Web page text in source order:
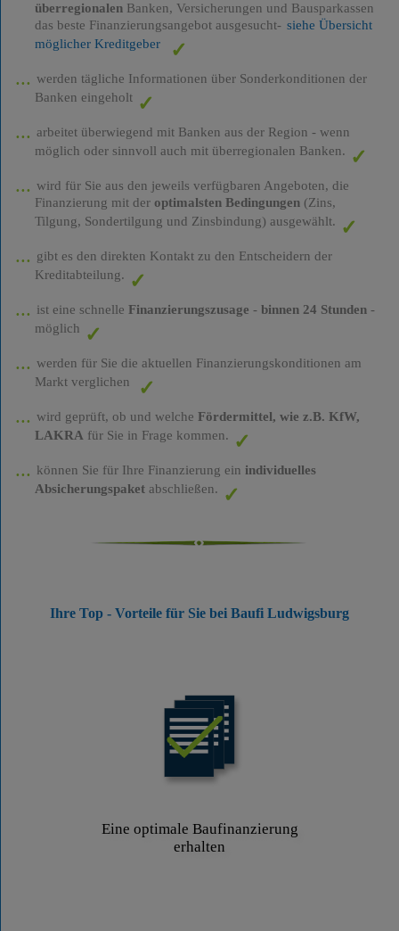
überregionalenBanken, Versicherungen und Bausparkassen
das beste Finanzierungsangebot ausgesucht- siehe Übersicht
möglicher Kreditgeber
werden tägliche Informationen über Sonderkonditionen der
Banken eingeholt
arbeitet überwiegend mit Banken aus der Region - wenn
möglich oder sinnvoll auch mit überregionalen Banken.
wird für Sie aus den jeweils verfügbaren Angeboten, die
Finanzierung mit der optimalsten Bedingungen(Zins,
Tilgung, Sondertilgung und Zinsbindung) ausgewählt.
gibt es den direkten Kontakt zu den Entscheidern der
Kreditabteilung.
ist eine schnelle Finanzierungszusage - binnen 24 Stunden-
möglich
werden für Sie die aktuellen Finanzierungskonditionen am
Markt verglichen
wird geprüft, ob und welche Fördermittel, wie z.B. KfW,
LAKRA für Sie in Frage kommen.
können Sie für Ihre Finanzierung ein individuelles
Absicherungspaketabschließen.
Ihre Top - Vorteile für Sie bei Baufi Ludwigsburg
Eine optimale Baufinanzierung
erhalten